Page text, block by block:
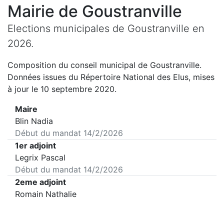
Mairie de Goustranville
Elections municipales de Goustranville en
2026.
Composition du conseil municipal de Goustranville.
Données issues du Répertoire National des Elus, mises
à jour le 10 septembre 2020.
Maire
Blin Nadia
Début du mandat 14/2/2026
1er adjoint
Legrix Pascal
Début du mandat 14/2/2026
2eme adjoint
Romain Nathalie